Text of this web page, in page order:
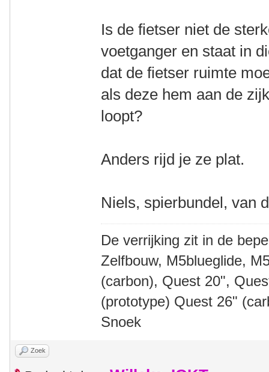
Is de fietser niet de
voetganger en staat in
dat de fietser ruimte
als deze hem aan de
loopt?
Anders rijd je ze plat.
Niels, spierbundel, van
De verrijking zit in de
Zelfbouw, M5blueglide,
(carbon), Quest 20",
(prototype) Quest 26"
Snoek
Zoek